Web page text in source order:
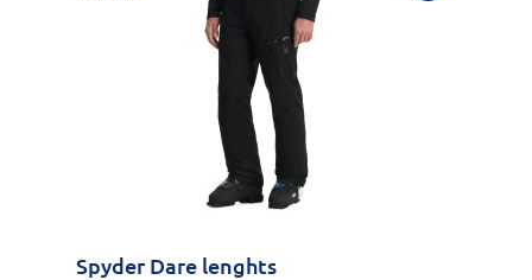
Spyder Dare lenghts